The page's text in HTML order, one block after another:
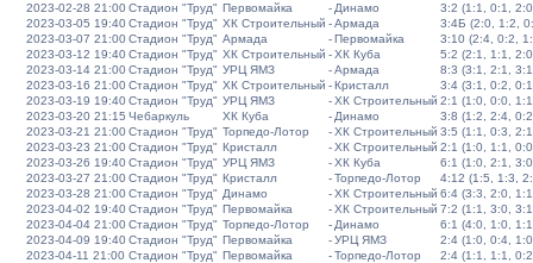
2023-02-28 21:00Стадион "Труд" Первомайка - Динамо
3:2 (1:1, 0:1,
2023-03-05 19:40Стадион "Труд" ХК Строительный -Армада
3:4Б (2:0, 1:2,
2023-03-07 21:00Стадион "Труд" Армада -Первомайка
3:10 (2:4, 0:2,
2023-03-12 19:40Стадион "Труд" ХК Строительный -ХК Куба
5:2 (2:1, 1:1,
2023-03-14 21:00Стадион "Труд" УРЦ ЯМЗ -Армада
8:3 (3:1, 2:1,
2023-03-16 21:00Стадион "Труд" ХК Строительный -Кристалл
3:4 (3:1, 0:2,
2023-03-19 19:40Стадион "Труд" УРЦ ЯМЗ -ХК Строительный 2:1 (1:0, 0:0,
2023-03-20 21:15 Чебаркуль ХК Куба - Динамо
3:8 (1:2, 2:4,
2023-03-21 21:00Стадион "Труд" Торпедо-Лотор -ХК Строительный 3:5 (1:1, 0:3,
2023-03-23 21:00Стадион "Труд" Кристалл -ХК Строительный 2:1 (1:0, 1:1,
2023-03-26 19:40Стадион "Труд" УРЦ ЯМЗ -ХК Куба
6:1 (1:0, 2:1,
2023-03-27 21:00Стадион "Труд" Кристалл -Торпедо-Лотор
4:12 (1:5, 1:3,
2023-03-28 21:00Стадион "Труд" Динамо -ХК Строительный 6:4 (3:3, 2:0,
2023-04-02 19:40Стадион "Труд" Первомайка -ХК Строительный 7:2 (1:1, 3:0,
2023-04-04 21:00Стадион "Труд" Торпедо-Лотор - Динамо
6:1 (4:0, 1:0,
2023-04-09 19:40Стадион "Труд" Первомайка -УРЦ ЯМЗ
2:4 (1:0, 0:4,
2023-04-11 21:00 Стадион "Труд" Первомайка -Торпедо-Лотор
2:4 (1:1, 1:1,